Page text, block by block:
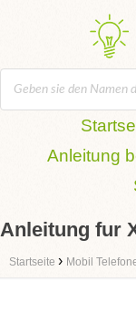
Anleitung
Anleitung fur
Startseite › Mobil